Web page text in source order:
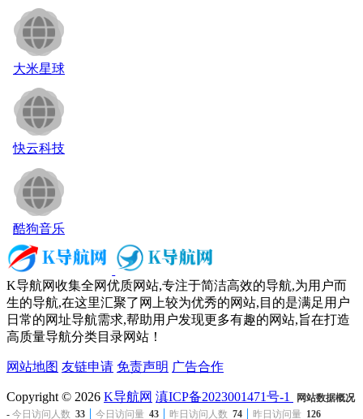
大米星球
快云科技
酷狗音乐
K导航网收集全网优质网站,专注于简洁高效的导航,为用户而
生的导航,在这里汇聚了网上较为优秀的网站,目的是满足用户
日常的网址导航需求,帮助用户发现更多有趣的网站,旨在打造
高质量导航分类目录网站！
网站地图 友链申请 免责声明 广告合作
Copyright © 2026 K导航网 滇ICP备2023001471号-1
网站数据概况
- 今日访问人数 33 今日访问量 43 昨日访问人数 74 昨日访问量 126